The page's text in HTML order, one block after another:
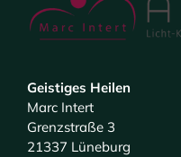
Geistiges Heilen
Marc Intert
Grenzstraße 3
21337 Lüneburg